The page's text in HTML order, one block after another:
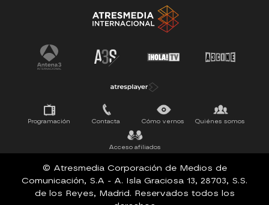
La Ruleta de la Suerte Tu cara me suena
Pasapalabra
Programación Contacta Cómo vernos Quiénes somos
Acceso afiliados
© Atresmedia Corporación de Medios de
Comunicación, S.A - A. Isla Graciosa 13, 28703, S.S.
de los Reyes, Madrid. Reservados todos los